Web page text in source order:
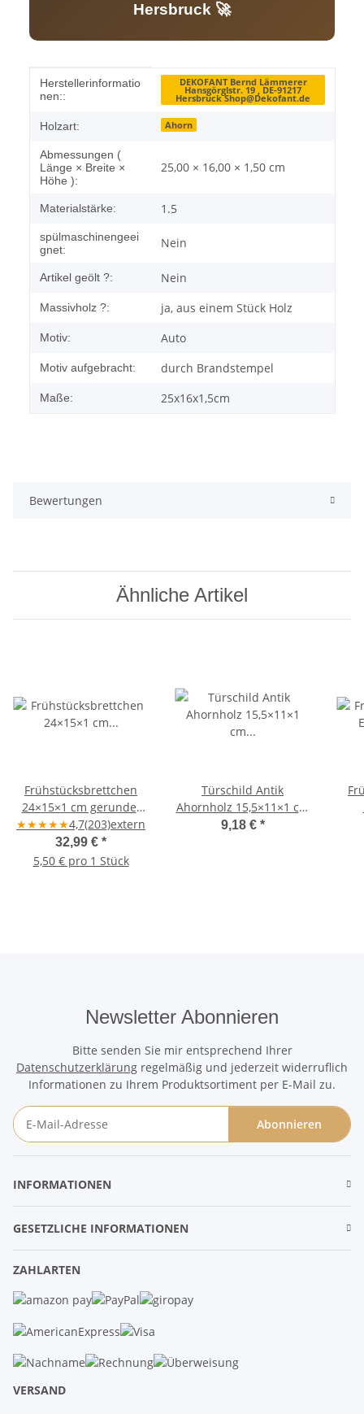
Hersbruck 🚀
Produkteigenschaft
Wert
Herstellerinformatio
nen::
DEKOFANT Bernd Lämmerer
Hansgörglstr. 19 , DE-91217
Hersbruck Shop@Dekofant.de
Holzart: Ahorn
Abmessungen (
Länge × Breite ×
Höhe ):
25,00 × 16,00 × 1,50 cm
Materialstärke: 1.5
spülmaschinengeei
gnet:
Nein
Artikel geölt ?: Nein
Massivholz ?: ja, aus einem Stück Holz
Motiv: Auto
Motiv aufgebracht: durch Brandstempel
Maße: 25x16x1,5cm
Bewertungen
Ähnliche Artikel
Frühstücksbrettchen
24×15×1 cm gerundet
6er Set Ahornholz –
naturbelassen
★★★★★4,7(203)extern
32,99 € *
5,50 € pro 1 Stück
Türschild Antik
Ahornholz 15,5×11×1 cm
– Blanko Rohling
9,18 € *
Newsletter Abonnieren
Bitte senden Sie mir entsprechend Ihrer
Datenschutzerklärung regelmäßig und jederzeit widerruflich
Informationen zu Ihrem Produktsortiment per E-Mail zu.
Abonnieren
INFORMATIONEN
GESETZLICHE INFORMATIONEN
ZAHLARTEN
VERSAND